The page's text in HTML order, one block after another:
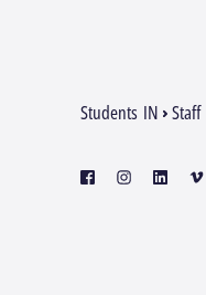
Students IN
facebookinstagramlinkedin